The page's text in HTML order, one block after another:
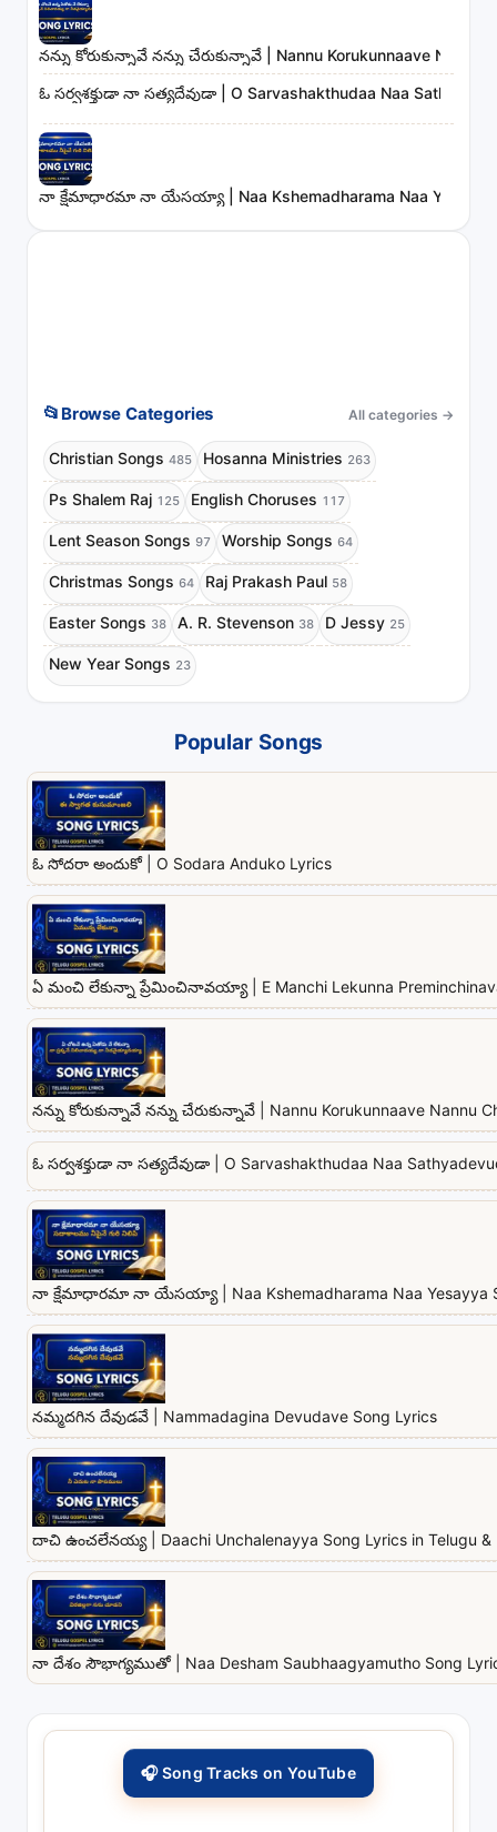
నన్ను కోరుకున్నావే నన్ను చేరుకున్నావే | Nannu Korukunnaave Nannu
ఓ సర్వశక్తుడా నా సత్యదేవుడా | O Sarvashakthudaa Naa
నా క్షేమాధారమా నా యేసయ్యా | Naa Kshemadharama Naa Yesayya
📂 Browse Categories All categories →
Christian Songs 485 Hosanna Ministries 263
Ps Shalem Raj 125 English Choruses 117
Lent Season Songs 97 Worship Songs 64
Christmas Songs 64 Raj Prakash Paul 58
Easter Songs 38 A. R. Stevenson 38 D Jessy 25
New Year Songs 23
Popular Songs
ఓ సోదరా అందుకో | O Sodara Anduko Lyrics
ఏ మంచి లేకున్నా ప్రేమించినావయ్యా | E Manchi Lekunna
నన్ను కోరుకున్నావే నన్ను చేరుకున్నావే | Nannu Korukunnaave Nannu
ఓ సర్వశక్తుడా నా సత్యదేవుడా | O Sarvashakthudaa Naa
నా క్షేమాధారమా నా యేసయ్యా | Naa Kshemadharama Naa Yesayya
నమ్మదగిన దేవుడవే | Nammadagina Devudave Song Lyrics
దాచి ఉంచలేనయ్య | Daachi Unchalenayya Song Lyrics in Telugu &
నా దేశం సౌభాగ్యముతో | Naa Desham Saubhaagyamutho Song
🎧 Song Tracks on YouTube